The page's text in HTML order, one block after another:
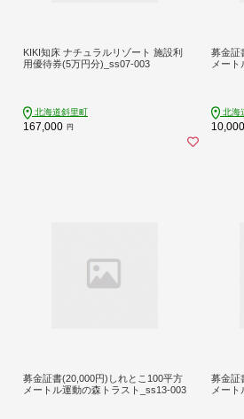
KIKI知床 ナチュラルリゾート 施設利
用優待券(5万円分)_ss07-003
北海道斜里町
167,000 円
募金証
メー
北海
10,000
募金証書(20,000円)しれとこ100平方
メートル運動の森トラスト_ss13-003
募金証
メー